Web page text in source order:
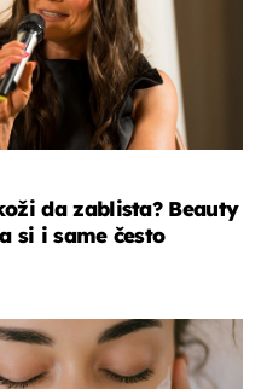
da zablista? Beauty
si i same često